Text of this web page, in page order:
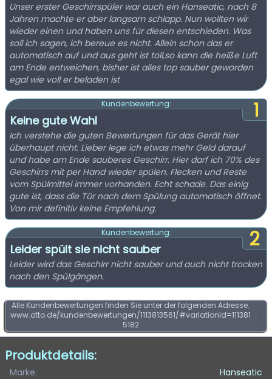
Unser erster Geschirrspüler war auch ein Hanseatic, nach 8
Jahren machte er aber langsam schlapp. Nun wollten wir
wieder einen und haben uns für diesen entschieden. Was
soll ich sagen, ich bereue es nicht. Allein schon das er
automatisch auf und aus geht ist toll,so kann die heiße Luft
am Ende entweichen, bisher ist alles top sauber geworden
egal wie voll er beladen ist
1
Kundenbewertung:
Keine gute Wahl
Ich verstehe die guten Bewertungen für das Gerät hier
überhaupt nicht. Lieber lege ich etwas mehr Geld darauf
und habe am Ende sauberes Geschirr. Hier darf ich 70% des
Geschirrs mit per Hand wieder spülen. Flecken und Reste
vom Spülmittel immer vorhanden. Echt schade. Das einig
gute ist, dass die Tür nach dem Spülung automatisch öffnet.
Von mir definitiv keine Empfehlung.
2
Kundenbewertung:
Leider spült sie nicht sauber
Leider wird das Geschirr nicht sauber und auch nicht trocken
nach den Spülgängen.
Alle Kundenbewertungen finden Sie unter der folgenden Adresse:
www.otto.de/kundenbewertungen/1113813561/#variationId=111381
5182
Produktdetails:
Marke:
Hanseatic